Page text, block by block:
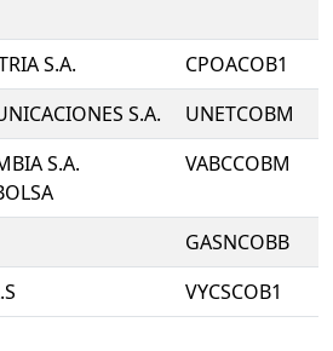
S.A.
CPOACOB1
S.A.
UNETCOBM
S.A.
VABCCOBM
GASNCOBB
VYCSCOB1